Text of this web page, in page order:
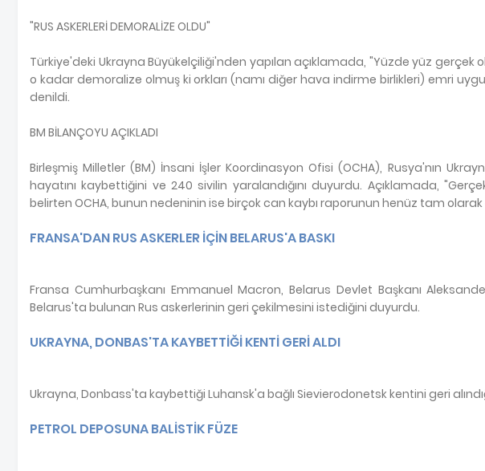
"RUS ASKERLERİ DEMORALİZE OLDU"
Türkiye'deki Ukrayna Büyükelçiliği'nden yapılan açıklamada, "Yüzde yüz gerçek
o kadar demoralize olmuş ki orkları (namı diğer hava indirme birlikleri) emri
denildi.
BM BİLANÇOYU AÇIKLADI
Birleşmiş Milletler (BM) İnsani İşler Koordinasyon Ofisi (OCHA), Rusya'nın
hayatını kaybettiğini ve 240 sivilin yaralandığını duyurdu. Açıklamada,
belirten OCHA, bunun nedeninin ise birçok can kaybı raporunun henüz tam
FRANSA'DAN RUS ASKERLER İÇİN BELARUS'A BASKI
Fransa Cumhurbaşkanı Emmanuel Macron, Belarus Devlet Başkanı
Belarus'ta bulunan Rus askerlerinin geri çekilmesini istediğini duyurdu.
UKRAYNA, DONBAS'TA KAYBETTİĞİ KENTİ GERİ ALDI
Ukrayna, Donbass'ta kaybettiği Luhansk'a bağlı Sievierodonetsk kentini geri
PETROL DEPOSUNA BALİSTİK FÜZE